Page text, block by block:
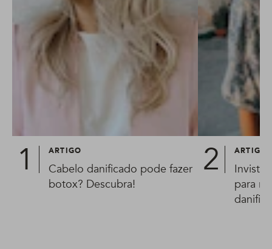
ARTIGO
Cabelo danificado pode fazer
botox? Descubra!
ARTIGO
Invista
para